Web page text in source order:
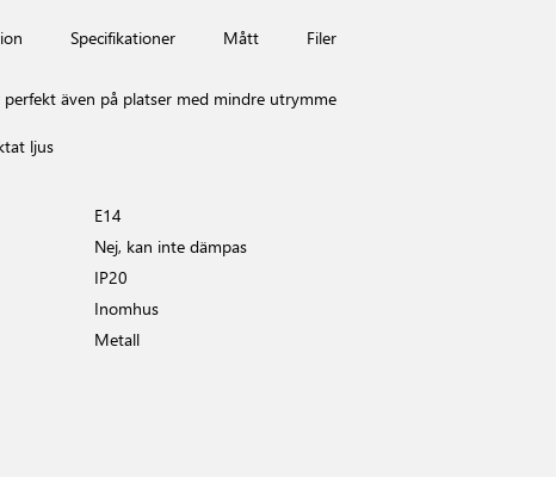
Specifikationer Mått Filer
perfekt även på platser med mindre utrymme
ljus
E14
Nej, kan inte dämpas
IP20
Inomhus
Metall